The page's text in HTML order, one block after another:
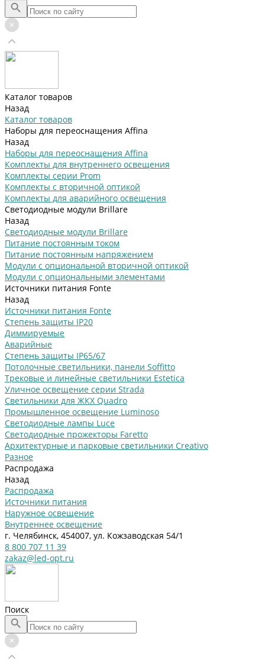
Каталог товаров
Назад
Каталог товаров
Наборы для переоснащения Affina
Назад
Наборы для переоснащения Affina
Комплекты для внутреннего освещения
Комплекты серии Prom
Комплекты с вторичной оптикой
Комплекты для аварийного освещения
Светодиодные модули Brillare
Назад
Светодиодные модули Brillare
Питание постоянным током
Питание постоянным напряжением
Модули с опциональной вторичной оптикой
Модули с опциональными элементами
Источники питания Fonte
Назад
Источники питания Fonte
Степень защиты IP20
Диммируемые
Аварийные
Степень защиты IP65/67
Потолочные светильники, панели Soffitto
Трековые и линейные светильники Estetica
Уличное освещение серии Strada
Cветильники для ЖКХ Quadro
Промышленное освещение Luminoso
Светодиодные лампы Luce
Светодиодные прожекторы Faretto
Архитектурные и парковые светильники Creativo
Разное
Распродажа
Назад
Распродажа
Источники питания
Наружное освещение
Внутреннее освещение
г. Челябинск, 454007, ул. Кожзаводская 54/1
8 800 707 11 39
zakaz@led-opt.ru
Поиск